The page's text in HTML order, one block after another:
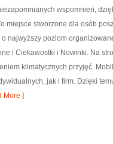
wspomnień,
miejsce stworzone dla osób
najwyższy poziom
i Ciekawostki i Nowinki. Na
klimatycznych przyjęć.
jak i firm. Dzięki
More ]